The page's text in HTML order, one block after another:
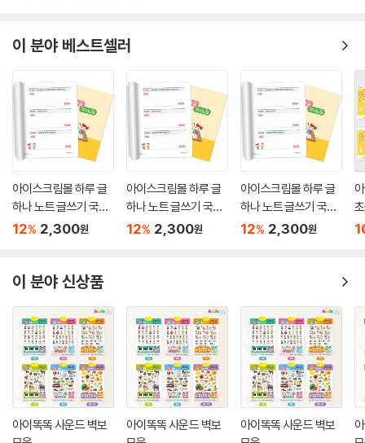
이 분야 베스트셀러
아이스크림몰 하루 글
하나 노트 글쓰기 국어
초등 학습지
12% 2,300원
아이스크림몰 하루 글
하나 노트 글쓰기 국어
초등 학습지
12% 2,300원
아이스크림몰 하루 글
하나 노트 글쓰기 국어
초등 학습지
12% 2,300원
(
이 분야 신상품
아이똑똑 사운드 벽보
아이똑똑 사운드 벽보
아이똑똑 사운드 벽보